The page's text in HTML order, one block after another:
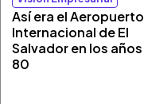
Así era el Aeropuerto
Internacional de El
Salvador en los años
80